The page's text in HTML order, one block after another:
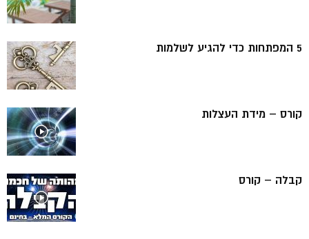
5 המפתחות כדי להגיע לשלמות
קורס – מידת העצלות
קבלה – קורס